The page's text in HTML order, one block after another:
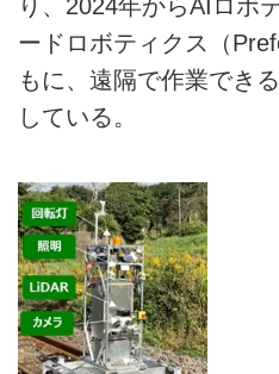
り、2024年からAIロボ
ードロボティクス（
もに、遠隔で作業でき
している。